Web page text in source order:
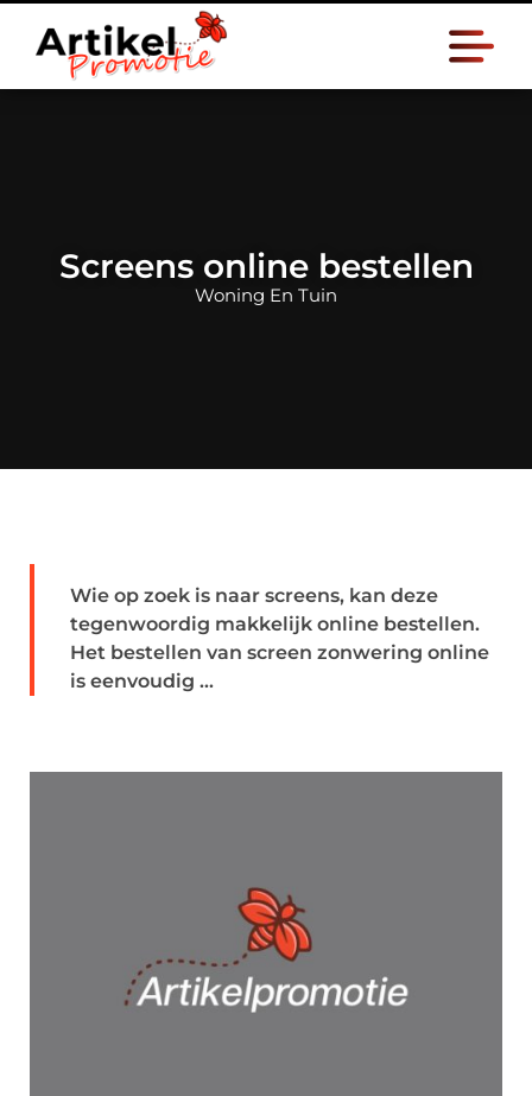
Screens online bestellen
Woning En Tuin
Wie op zoek is naar screens, kan deze
tegenwoordig makkelijk online bestellen.
Het bestellen van screen zonwering online
is eenvoudig ...